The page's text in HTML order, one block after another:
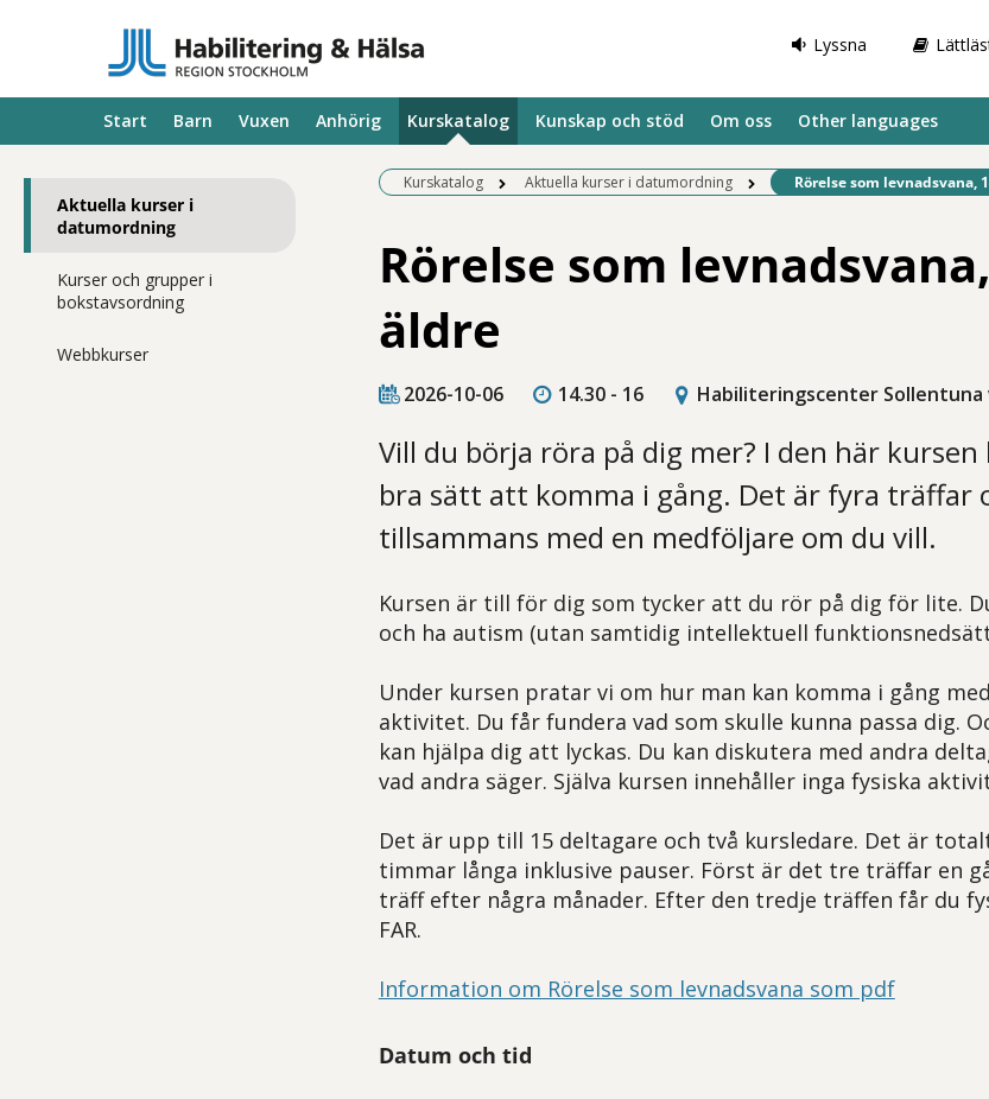
Lyssna
Start Barn Vuxen Anhörig Kurskatalog Kunskap och stöd Om oss Other languages
Aktuella kurser i
datumordning
Kurser och grupper i
bokstavsordning
Webbkurser
Kurskatalog Aktuella kurser i datumordning Befintlig sida:
Rörelse som levnadsvana,
Rörelse som
äldre
2026-10-06 14.30 - 16 Habiliteringscenter Sollentuna
Vill du börja röra på dig mer? I den här
bra sätt att komma i gång. Det är fyra träffar
tillsammans med en medföljare om du vill.
Kursen är till för dig som tycker att du rör på dig för lite.
och ha autism (utan samtidig intellektuell
Under kursen pratar vi om hur man kan komma i gång
aktivitet. Du får fundera vad som skulle kunna passa dig.
kan hjälpa dig att lyckas. Du kan diskutera med andra
vad andra säger. Själva kursen innehåller inga fysiska
Det är upp till 15 deltagare och två kursledare. Det är
timmar långa inklusive pauser. Först är det tre träffar en
träff efter några månader. Efter den tredje träffen får du
FAR.
Information om Rörelse som levnadsvana som pdf
Datum och tid